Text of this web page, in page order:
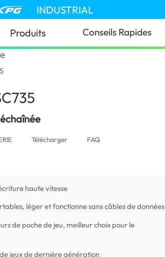
INDUSTRIAL
Produits Conseils Rapides
Télécharger FAQ
haute vitesse
léger et fonctionne sans câbles de données
de poche de jeu, meilleur choix pour le
jeux de dernière génération